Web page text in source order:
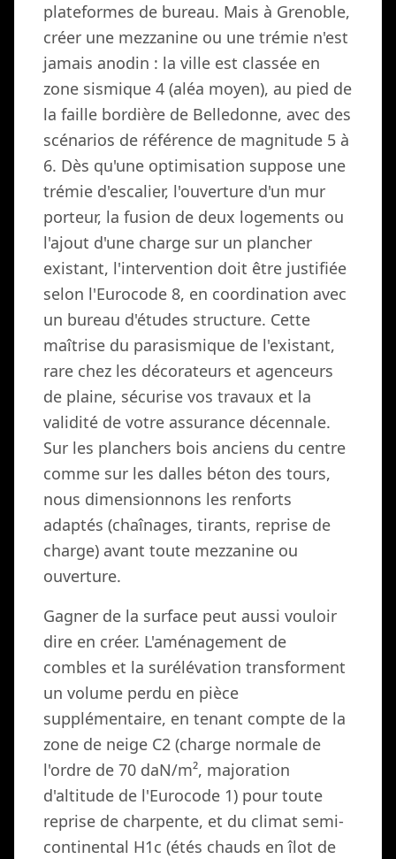
plateformes de bureau. Mais à Grenoble,
créer une mezzanine ou une trémie n'est
jamais anodin : la ville est classée en
zone sismique 4 (aléa moyen), au pied de
la faille bordière de Belledonne, avec des
scénarios de référence de magnitude 5 à
6. Dès qu'une optimisation suppose une
trémie d'escalier, l'ouverture d'un mur
porteur, la fusion de deux logements ou
l'ajout d'une charge sur un plancher
existant, l'intervention doit être justifiée
selon l'Eurocode 8, en coordination avec
un bureau d'études structure. Cette
maîtrise du parasismique de l'existant,
rare chez les décorateurs et agenceurs
de plaine, sécurise vos travaux et la
validité de votre assurance décennale.
Sur les planchers bois anciens du centre
comme sur les dalles béton des tours,
nous dimensionnons les renforts
adaptés (chaînages, tirants, reprise de
charge) avant toute mezzanine ou
ouverture.
Gagner de la surface peut aussi vouloir
dire en créer. L'aménagement de
combles et la surélévation transforment
un volume perdu en pièce
supplémentaire, en tenant compte de la
zone de neige C2 (charge normale de
l'ordre de 70 daN/m², majoration
d'altitude de l'Eurocode 1) pour toute
reprise de charpente, et du climat semi-
continental H1c (étés chauds en îlot de